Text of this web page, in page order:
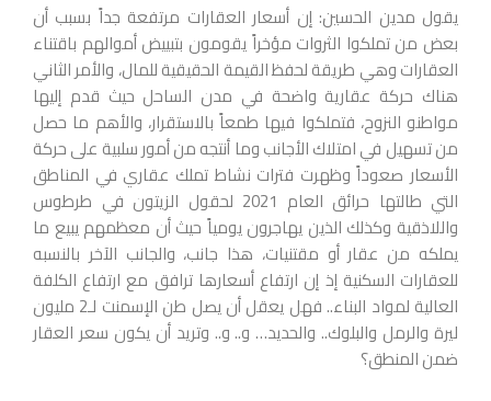
يقول مدين الحسين: إن أسعار العقارات مرتفعة جداً بسبب أن
بعض من تملكوا الثروات مؤخراً يقومون بتبييض أموالهم باقتناء
العقارات وهي طريقة لحفظ القيمة الحقيقية للمال، والأمر الثاني
هناك حركة عقارية واضحة في مدن الساحل حيث قدم إليها
مواطنو النزوح، فتملكوا فيها طمعاً بالاستقرار، والأهم ما حصل
من تسهيل في امتلاك الأجانب وما أنتجه من أمور سلبية على حركة
الأسعار صعوداً وظهرت فترات نشاط تملك عقاري في المناطق
التي طالتها حرائق العام 2021 لحقول الزيتون في طرطوس
واللاذقية وكذلك الذين يهاجرون يومياً حيث أن معظمهم يبيع ما
يملكه من عقار أو مقتنيات، هذا جانب، والجانب الآخر بالنسبه
للعقارات السكنية إذ إن ارتفاع أسعارها ترافق مع ارتفاع الكلفة
العالية لمواد البناء.. فهل يعقل أن يصل طن الإسمنت لـ2 مليون
ليرة والرمل والبلوك.. والحديد… و.. و.. وتريد أن يكون سعر العقار
ضمن المنطق؟